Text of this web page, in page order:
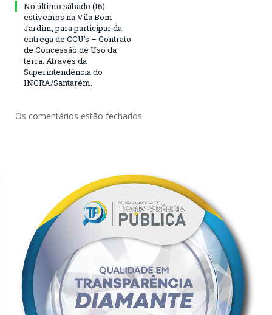
No último sábado (16)
estivemos na Vila Bom
Jardim, para participar da
entrega de CCU’s – Contrato
de Concessão de Uso da
terra. Através da
Superintendência do
INCRA/Santarém.
Os comentários estão fechados.